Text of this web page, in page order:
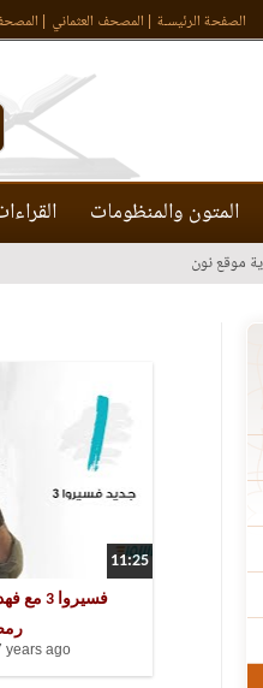
الصفحة الرئيسـة المصحف العثماني
المتون والمنظومات
موقع نون
11:25
years ago